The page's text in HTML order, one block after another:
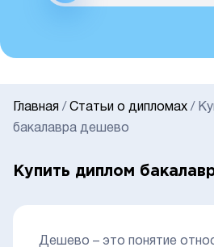
Главная / Статьи о дипломах /
бакалавра дешево
Купить диплом
Дешево – это понятие